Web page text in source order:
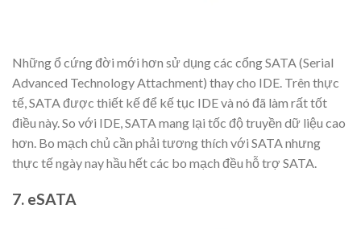
Những ổ cứng đời mới hơn sử dụng các cổng SATA (Serial
Advanced Technology Attachment) thay cho IDE. Trên thực
tế, SATA được thiết kế để kế tục IDE và nó đã làm rất tốt
điều này. So với IDE, SATA mang lại tốc độ truyền dữ liệu cao
hơn. Bo mạch chủ cần phải tương thích với SATA nhưng
thực tế ngày nay hầu hết các bo mạch đều hỗ trợ SATA.
7. eSATA